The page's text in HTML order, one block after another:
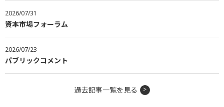
2026/07/31
資本市場フォーラム
2026/07/23
パブリックコメント
過去記事一覧を見る